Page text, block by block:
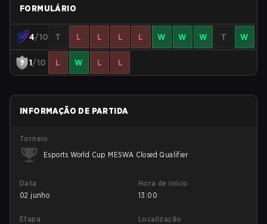
FORMULÁRIO
4/10 T L L L L W W W T W
1/10 L W L L
INFORMAÇÃO DE PARTIDA
Torneio
Esports World Cup MESWA Closed Qualifier
Data
02 junho
Hora de início
13:00
Etapa
Localização